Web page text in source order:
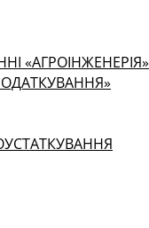
«АГРОІНЖЕНЕРІЯ»